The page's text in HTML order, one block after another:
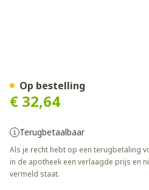
€ 32,64
Terugbetaalbaar
Als je recht hebt op een terugbetaling
in de apotheek een verlaagde prijs en
vermeld staat.
Op bestelling